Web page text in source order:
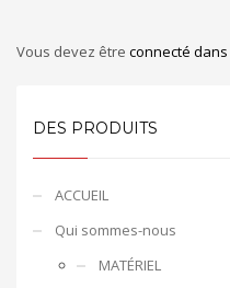
Vous devez être connecté dans
DES PRODUITS
ACCUEIL
Qui sommes-nous
MATÉRIEL